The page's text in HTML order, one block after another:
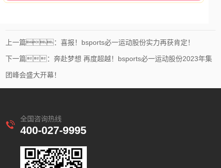
上一篇：喜报！bsports必一运动股份实力再获肯定！
下一篇：奔赴梦想 再度超越！bsports必一运动股份2023年集
团峰会盛大开幕！
全国咨询热线
400-027-9995